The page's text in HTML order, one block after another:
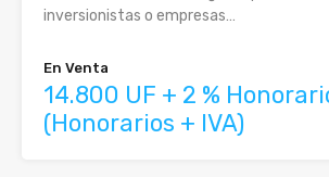
inversionistas o empresas…
En Venta
14.800 UF + 2 %
(Honorarios + IVA)